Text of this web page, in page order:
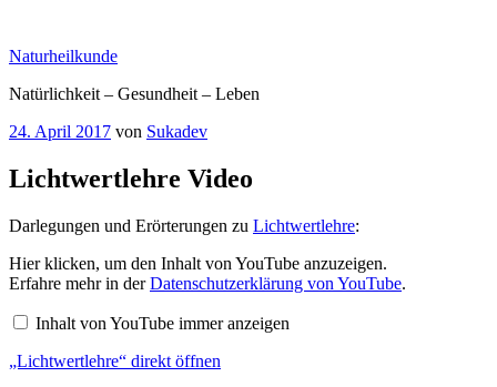
springen
Naturheilkunde
Natürlichkeit – Gesundheit – Leben
Veröffentlicht
24. April 2017 von Sukadev
Lichtwertlehre Video
Darlegungen und Erörterungen zu Lichtwertlehre:
„Lichtwertlehre“
von
YouTube
Hier klicken, um den Inhalt von YouTube anzuzeigen.
Erfahre mehr in derDatenschutzerklärung von YouTube.
Inhalt von YouTube immer anzeigen
„Lichtwertlehre“ direkt öffnen